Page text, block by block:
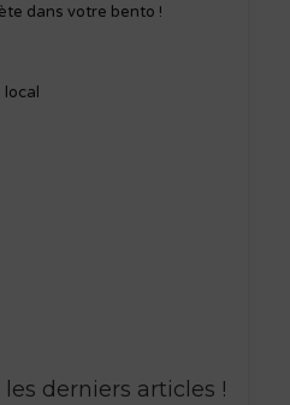
dans votre bento !
derniers articles !